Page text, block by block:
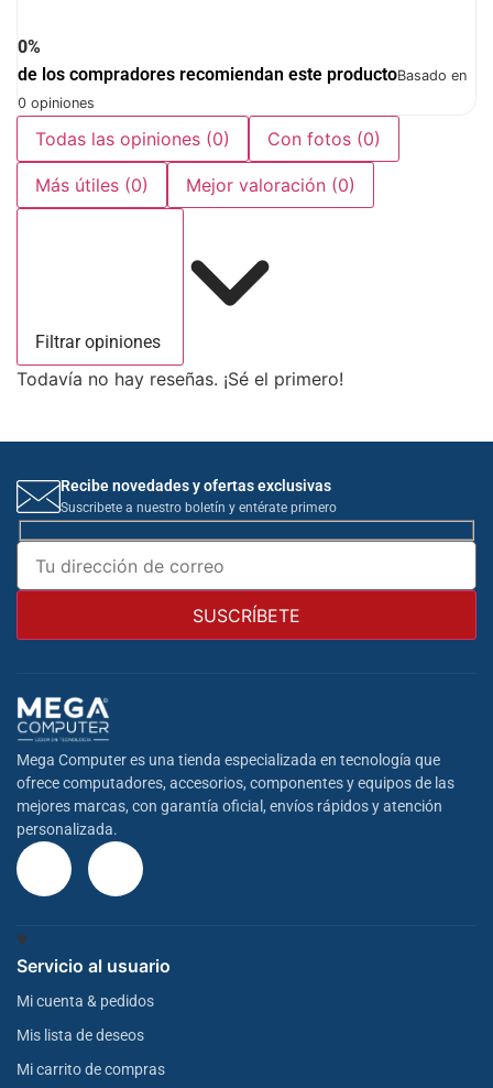
0%
de los compradores recomiendan este productoBasado en
0 opiniones
Todas las opiniones (0) Con fotos (0)
Más útiles (0) Mejor valoración (0)
Filtrar opiniones
Todavía no hay reseñas. ¡Sé el primero!
Recibe novedades y ofertas exclusivas
Suscribete a nuestro boletín y entérate primero
Mega Computer es una tienda especializada en tecnología que
ofrece computadores, accesorios, componentes y equipos de las
mejores marcas, con garantía oficial, envíos rápidos y atención
personalizada.
Servicio al usuario
Mi cuenta & pedidos
Mis lista de deseos
Mi carrito de compras